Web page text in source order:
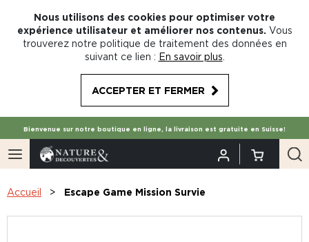
Nous utilisons des cookies pour optimiser votre
expérience utilisateur et améliorer nos contenus. Vous
trouverez notre politique de traitement des données en
suivant ce lien : En savoir plus
ACCEPTER ET FERMER
Bienvenue sur notre boutique en ligne, la livraison est gratuite en Suisse!
Accueil Escape Game Mission Survie